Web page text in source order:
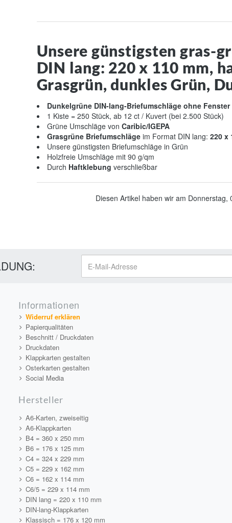
Unsere günstigsten gras-
DIN lang: 220 x 110 mm,
Grasgrün, dunkles Grün,
Dunkelgrüne DIN-lang-Briefumschläge ohne Fenster
1 Kiste = 250 Stück, ab 12 ct / Kuvert (bei 2.500 Stück)
Grüne Umschläge von Caribic/IGEPA
Grasgrüne Briefumschlägeim Format DIN lang: 220 x
Unsere günstigsten Briefumschläge in Grün
Holzfreie Umschläge mit 90 g/qm
Durch Haftklebung verschließbar
Diesen Artikel haben wir am
Informationen
Widerruf erklären
Papierqualitäten
Beschnitt / Druckdaten
Druckdaten
Klappkarten gestalten
Osterkarten gestalten
Social Media
Hersteller
A6-Karten, zweiseitig
A6-Klappkarten
B4 = 360 x 250 mm
B6 = 176 x 125 mm
C4 = 324 x 229 mm
C5 = 229 x 162 mm
C6 = 162 x 114 mm
C6/5 = 229 x 114 mm
DIN lang = 220 x 110 mm
DIN-lang-Klappkarten
Klassisch = 176 x 120 mm